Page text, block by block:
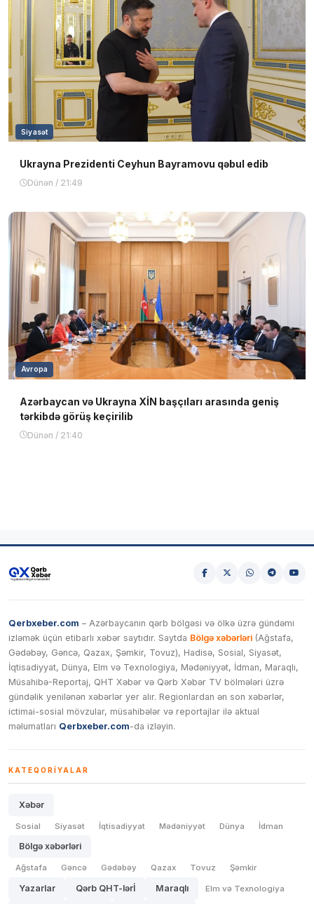
Siyasət
Ukrayna Prezidenti Ceyhun Bayramovu qəbul edib
Dünən / 21:49
Avropa
Azərbaycan və Ukrayna XİN başçıları arasında geniş
tərkibdə görüş keçirilib
Dünən / 21:40
Qerbxeber.com – Azərbaycanın qərb bölgəsi və ölkə üzrə gündəmi
izləmək üçün etibarlı xəbər saytıdır. Saytda Bölgə xəbərləri (Ağstafa,
Gədəbəy, Gəncə, Qazax, Şəmkir, Tovuz), Hadisə, Sosial, Siyasət,
İqtisadiyyat, Dünya, Elm və Texnologiya, Mədəniyyət, İdman, Maraqlı,
Müsahibə-Reportaj, QHT Xəbər və Qərb Xəbər TV bölmələri üzrə
gündəlik yenilənən xəbərlər yer alır. Regionlardan ən son xəbərlər,
ictimai-sosial mövzular, müsahibələr və reportajlar ilə aktual
məlumatları Qerbxeber.com-da izləyin.
KATEQORIYALAR
Xəbər
Sosial Siyasət İqtisadiyyat Mədəniyyət Dünya İdman
Bölgə xəbərləri
Ağstafa Gəncə Gədəbəy Qazax Tovuz Şəmkir
Yazarlar Qərb QHT-lərİ Maraqlı Elm və Texnologiya